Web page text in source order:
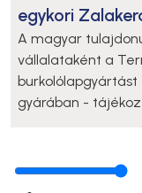
egykori
A magyar
vállalataként a
gyárában -